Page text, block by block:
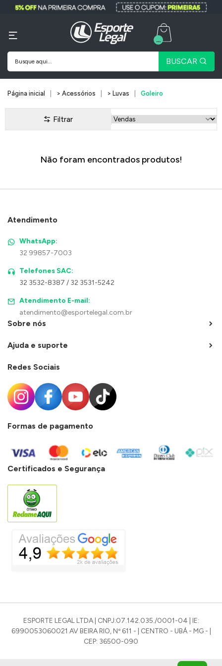
BUSCAR
...
Página inicial > Acessórios > Luvas Goleiro
Filtrar
Não foram encontrados produtos!
Atendimento
WhatsApp:
32 99857-7003
Telefones SAC:
32 3532-8387 / 32 3531-5242
Atendimento E-mail:
atendimento@esportelegal.com.br
Sobre nós
Ajuda e suporte
Redes Sociais
Formas de pagamento
Certificados e Segurança
ESPORTE LEGAL LTDA | CNPJ:07.142.035./0001-04 | IE:
6990053060021 AV BEIRA RIO, Nº 611 - | CENTRO - UBÁ - MG - |
CEP: 36500-090